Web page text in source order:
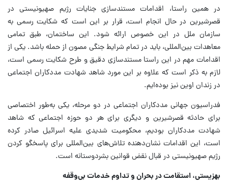
در همین راستا، اقدامات مستندسازی جنایات رژیم صهیونیستی در
قصرشیرین در حال انجام است، قرار بر این است که شکایت رسمی به
سازمان ملل در این خصوص ارائه شود. این ساختمان، طبق تمامی
معاهدات بین‌المللی، باید در تمام شرایط جنگی مصون از حمله باشد. یکی از
اقدامات مهم در این راستا مستندسازی دقیق و طرح شکایت رسمی است،
لازم به ذکر است که علاوه بر این مورد شاهد شهادت مددکاران اجتماعی
در زندان اوین نیز بوده‌ایم.
فدراسیون جهانی مددکاران اجتماعی در دو مرحله، یکی به‌طور اختصاصی
برای حادثه قصرشیرین و دیگری برای هر دو حوزه اجتماعی که شاهد
شهادت مددکاران بودیم، محکومیت شدیدی علیه اسرائیل صادر کرده
است، این اقدامات نشان‌دهنده تلاش‌های بین‌المللی برای پاسخگو کردن
رژیم صهیونیستی در قبال نقض قوانین بشردوستانه است.
بهزیستی، استقامت در بحران و تداوم خدمات بی‌وقفه